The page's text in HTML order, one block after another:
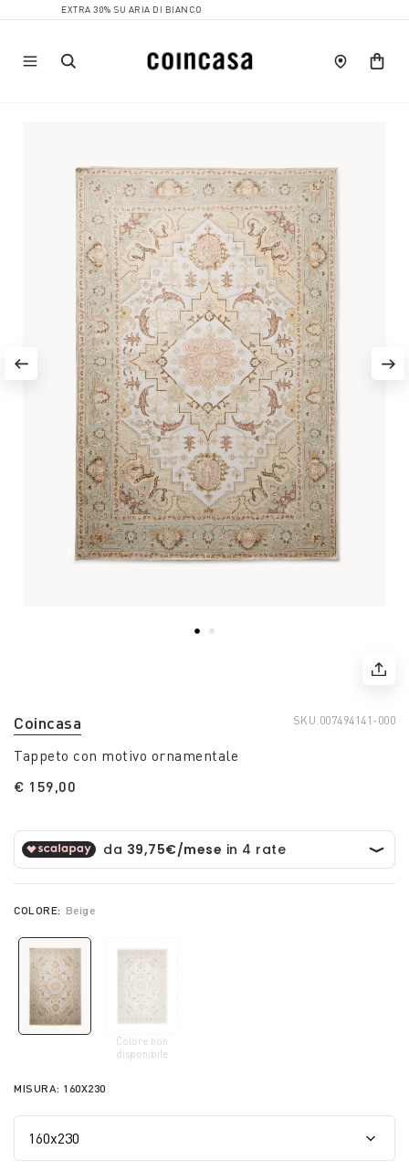
EXTRA 30% SU ARIA DI BIANCO
Coincasa SKU. 007494141-000
Tappeto con motivo ornamentale
€ 159,00
COLORE: Beige
Colore non
disponibile
MISURA: 160X230